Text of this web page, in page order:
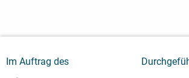
Im Auftrag des